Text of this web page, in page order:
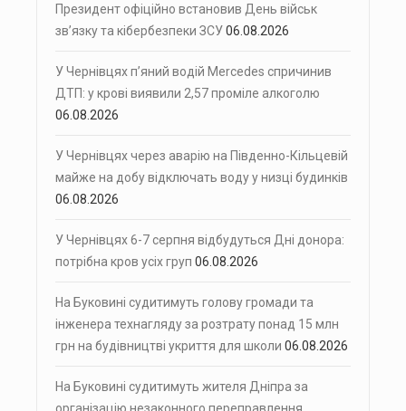
Президент офіційно встановив День військ
зв’язку та кібербезпеки ЗСУ06.08.2026
У Чернівцях п’яний водій Mercedes спричинив
ДТП: у крові виявили 2,57 проміле алкоголю
06.08.2026
У Чернівцях через аварію на Південно-Кільцевій
майже на добу відключать воду у низці будинків
06.08.2026
У Чернівцях 6-7 серпня відбудуться Дні донора:
потрібна кров усіх груп 06.08.2026
На Буковині судитимуть голову громади та
інженера технагляду за розтрату понад 15 млн
грн на будівництві укриття для школи 06.08.2026
На Буковині судитимуть жителя Дніпра за